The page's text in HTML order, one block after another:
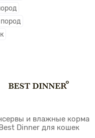
и влажные корма
Best Dinner для кошек